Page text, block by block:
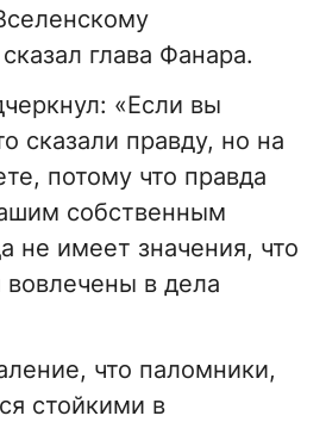
глава Фанара.
«Если вы
сказали правду, но на
потому что правда
собственным
не имеет значения, что
в дела
что паломники,
стойкими в